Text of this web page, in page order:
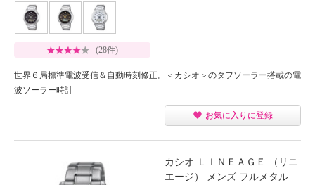
(28件)
世界６局標準電波受信＆自動時刻修正。＜カシオ＞のタフソーラー搭載の電
波ソーラー時計
お気に入りに登録
カシオ ＬＩＮＥＡＧＥ （リニ
エージ） メンズ フルメタル